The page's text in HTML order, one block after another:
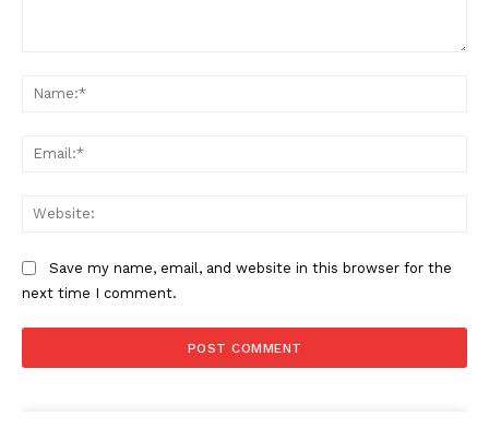
Save my name, email, and website in this browser for the
next time I comment.